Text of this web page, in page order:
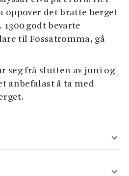
oppover det bratte berget
1300 godt bevarte
til Fossatromma, gå
seg frå slutten av juni og
anbefalast å ta med